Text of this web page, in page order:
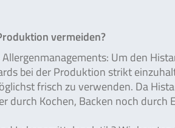
vermeiden?
Um den
bei der Produktion strikt
frisch zu verwenden. Da
durch Kochen, Backen noch durch